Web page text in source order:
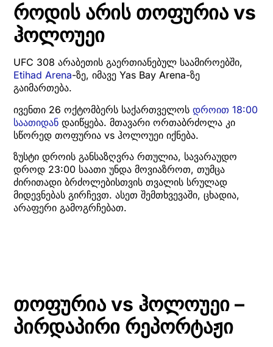
როდის არის თოფურია vs
ჰოლოუეი
UFC 308 არაბეთის გაერთიანებულ საამიროებში,
Etihad Arena-ზე, იმავე Yas Bay Arena-ზე
გაიმართება.
ივენთი 26 ოქტომბერს საქართველოს დროით 18:00
საათიდან დაიწყება. მთავარი ორთაბრძოლა კი
სწორედ თოფურია vs ჰოლოუეი იქნება.
ზუსტი დროის განსაზღვრა რთულია, სავარაუდო
დროდ 23:00 საათი უნდა მოვიაზროთ, თუმცა
ძირითადი ბრძოლებისთვის თვალის სრულად
მიდევნებას გირჩევთ. ასეთ შემთხვევაში, ცხადია,
არაფერი გამოგრჩებათ.
თოფურია vs ჰოლოუეი –
პირდაპირი რეპორტაჟი